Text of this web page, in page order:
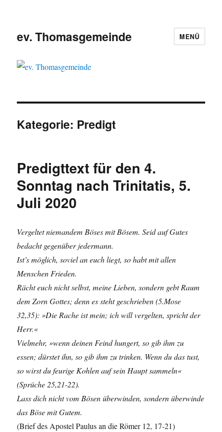
ev. Thomasgemeinde MENÜ
Kategorie: Predigt
Predigttext für den 4.
Sonntag nach Trinitatis, 5.
Juli 2020
Vergeltet niemandem Böses mit Bösem. Seid auf Gutes
bedacht gegenüber jedermann.
Ist’s möglich, soviel an euch liegt, so habt mit allen
Menschen Frieden.
Rächt euch nicht selbst, meine Lieben, sondern gebt Raum
dem Zorn Gottes; denn es steht geschrieben (5.Mose
32,35): »Die Rache ist mein; ich will vergelten, spricht der
Herr.«
Vielmehr, »wenn deinen Feind hungert, so gib ihm zu
essen; dürstet ihn, so gib ihm zu trinken. Wenn du das tust,
so wirst du feurige Kohlen auf sein Haupt sammeln«
(Sprüche 25,21-22).
Lass dich nicht vom Bösen überwinden, sondern überwinde
das Böse mit Gutem.
(Brief des Apostel Paulus an die Römer 12, 17-21)